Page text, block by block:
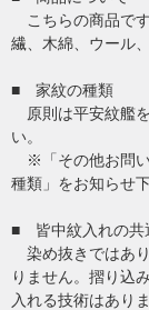
こちらの商品で
繊、木綿、ウール
■ 家紋の種類
原則は平安紋艦
い。
※「その他お問い
種類」をお知らせ下
■ 皆中紋入れの共
染め抜きではあ
りません。摺り込
入れる技術はあり